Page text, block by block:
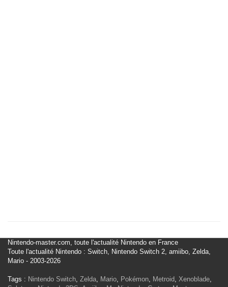
Nintendo-master.com, toute l'actualité Nintendo en France
Toute l'actualité Nintendo : Switch, Nintendo Switch 2, amiibo, Zelda,
Mario - 2003-2026
Tags : Nintendo Switch, Zelda, Mario, Pokémon, Metroid, Xenoblade,